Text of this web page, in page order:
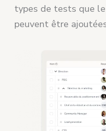
types de tests que
peuvent être